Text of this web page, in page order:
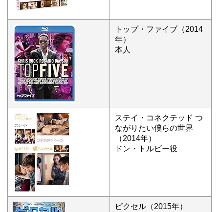
トップ・ファイブ（2014
年）
本人
ステイ・コネクテッド つ
ながりたい僕らの世界
（2014年）
ドン・トルビー役
ピクセル（2015年）